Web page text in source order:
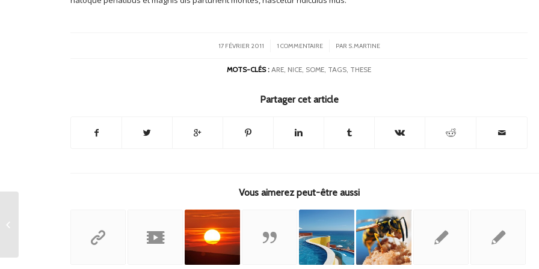
17 FÉVRIER 2011
/ 1 COMMENTAIRE
/ PAR S.MARTINE
MOTS-CLÉS : ARE, NICE, SOME, TAGS, THESE
Partager cet article
Vous aimerez peut-être aussi